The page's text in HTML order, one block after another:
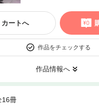
カートへ
作品をチェックする
作品情報へ
16冊